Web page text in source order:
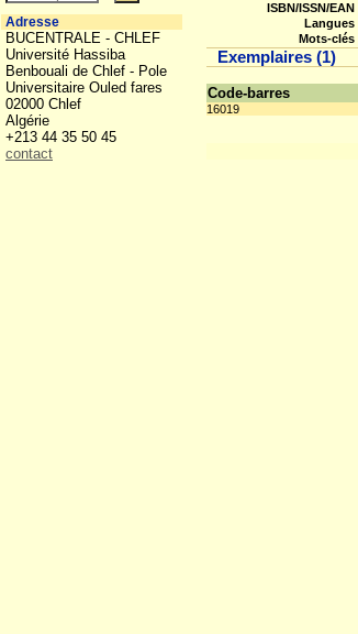
ISBN/ISSN/EAN
Langues
Mots-clés
Exemplaires (1)
Code-barres
16019
Adresse
BUCENTRALE - CHLEF
Université Hassiba
Benbouali de Chlef - Pole
Universitaire Ouled fares
02000 Chlef
Algérie
+213 44 35 50 45
contact